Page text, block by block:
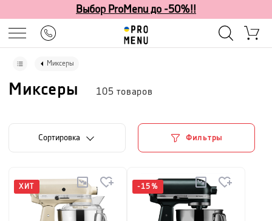
Выбор ProMenu до -50%!!
Миксеры
Миксеры 105 товаров
Cортировка Фильтры
ХИТ -15 %